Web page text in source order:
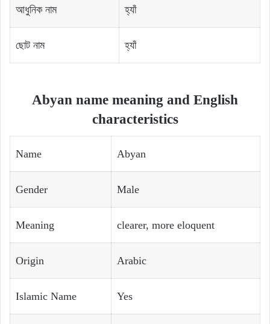
আধুনিক নাম হ্যাঁ
ছোট নাম হ্যাঁ
Abyan name meaning and English
characteristics
Name Abyan
Gender Male
Meaning clearer, more eloquent
Origin Arabic
Islamic Name Yes